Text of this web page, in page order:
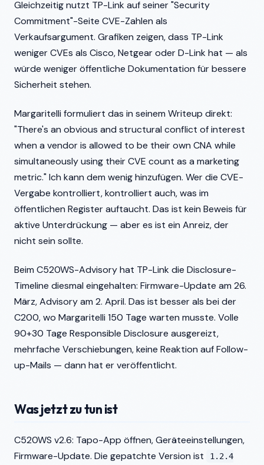
Gleichzeitig nutzt TP-Link auf seiner "Security
Commitment"-Seite CVE-Zahlen als
Verkaufsargument. Grafiken zeigen, dass TP-Link
weniger CVEs als Cisco, Netgear oder D-Link hat — als
würde weniger öffentliche Dokumentation für bessere
Sicherheit stehen.
Margaritelli formuliert das in seinem Writeup direkt:
"There's an obvious and structural conflict of interest
when a vendor is allowed to be their own CNA while
simultaneously using their CVE count as a marketing
metric." Ich kann dem wenig hinzufügen. Wer die CVE-
Vergabe kontrolliert, kontrolliert auch, was im
öffentlichen Register auftaucht. Das ist kein Beweis für
aktive Unterdrückung — aber es ist ein Anreiz, der
nicht sein sollte.
Beim C520WS-Advisory hat TP-Link die Disclosure-
Timeline diesmal eingehalten: Firmware-Update am 26.
März, Advisory am 2. April. Das ist besser als bei der
C200, wo Margaritelli 150 Tage warten musste. Volle
90+30 Tage Responsible Disclosure ausgereizt,
mehrfache Verschiebungen, keine Reaktion auf Follow-
up-Mails — dann hat er veröffentlicht.
Was jetzt zu tun ist
C520WS v2.6: Tapo-App öffnen, Geräteeinstellungen,
Firmware-Update. Die gepatchte Version ist
1.2.4